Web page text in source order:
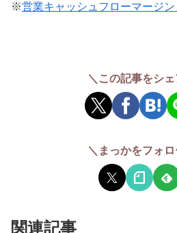
※営業キャッシュフローマージン
＼この記事をシ
＼まっかをフォ
関連記事